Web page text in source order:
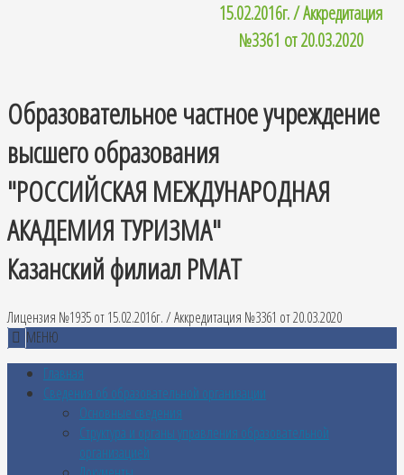
15.02.2016г. / Аккредитация
№3361 от 20.03.2020
Образовательное частное учреждение
высшего образования
"РОССИЙСКАЯ МЕЖДУНАРОДНАЯ
АКАДЕМИЯ ТУРИЗМА"
Казанский филиал РМАТ
Лицензия №1935 от 15.02.2016г. / Аккредитация №3361 от 20.03.2020
МЕНЮ
Главная
Сведения об образовательной организации
Основные сведения
Структура и органы управления образовательной
организацией